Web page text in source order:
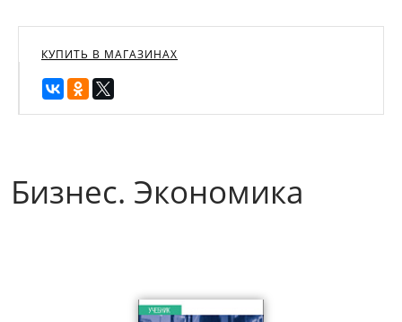
КУПИТЬ В МАГАЗИНАХ
Бизнес. Экономика